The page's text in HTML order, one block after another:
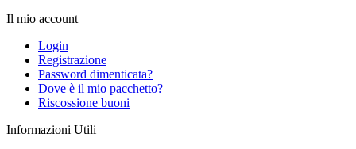
Il mio account
Login
Registrazione
Password dimenticata?
Dove è il mio pacchetto?
Riscossione buoni
Informazioni Utili